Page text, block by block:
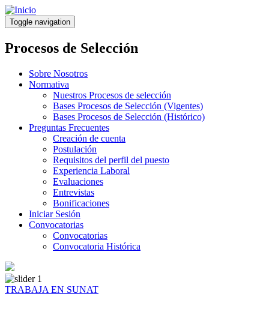
Pasar
al
contenido
principal
Toggle navigation
Procesos de Selección
Sobre Nosotros
Normativa
Nuestros Procesos de selección
Bases Procesos de Selección (Vigentes)
Bases Procesos de Selección (Histórico)
Preguntas Frecuentes
Creación de cuenta
Postulación
Requisitos del perfil del puesto
Experiencia Laboral
Evaluaciones
Entrevistas
Bonificaciones
Iniciar Sesión
Convocatorias
Convocatorias
Convocatoria Histórica
TRABAJA EN SUNAT